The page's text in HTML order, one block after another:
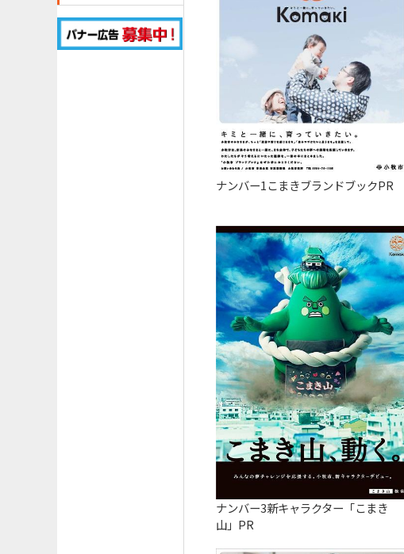
ナンバー1こまきブランドブックPR
ナンバー3新キャラクター「こまき
山」PR